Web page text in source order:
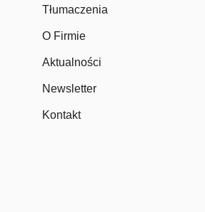
Tłumaczenia
O Firmie
Aktualności
Newsletter
Kontakt